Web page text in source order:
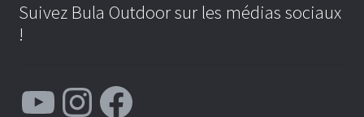
Suivez Bula Outdoor sur les médias sociaux
!
YouTube Instagram Facebook